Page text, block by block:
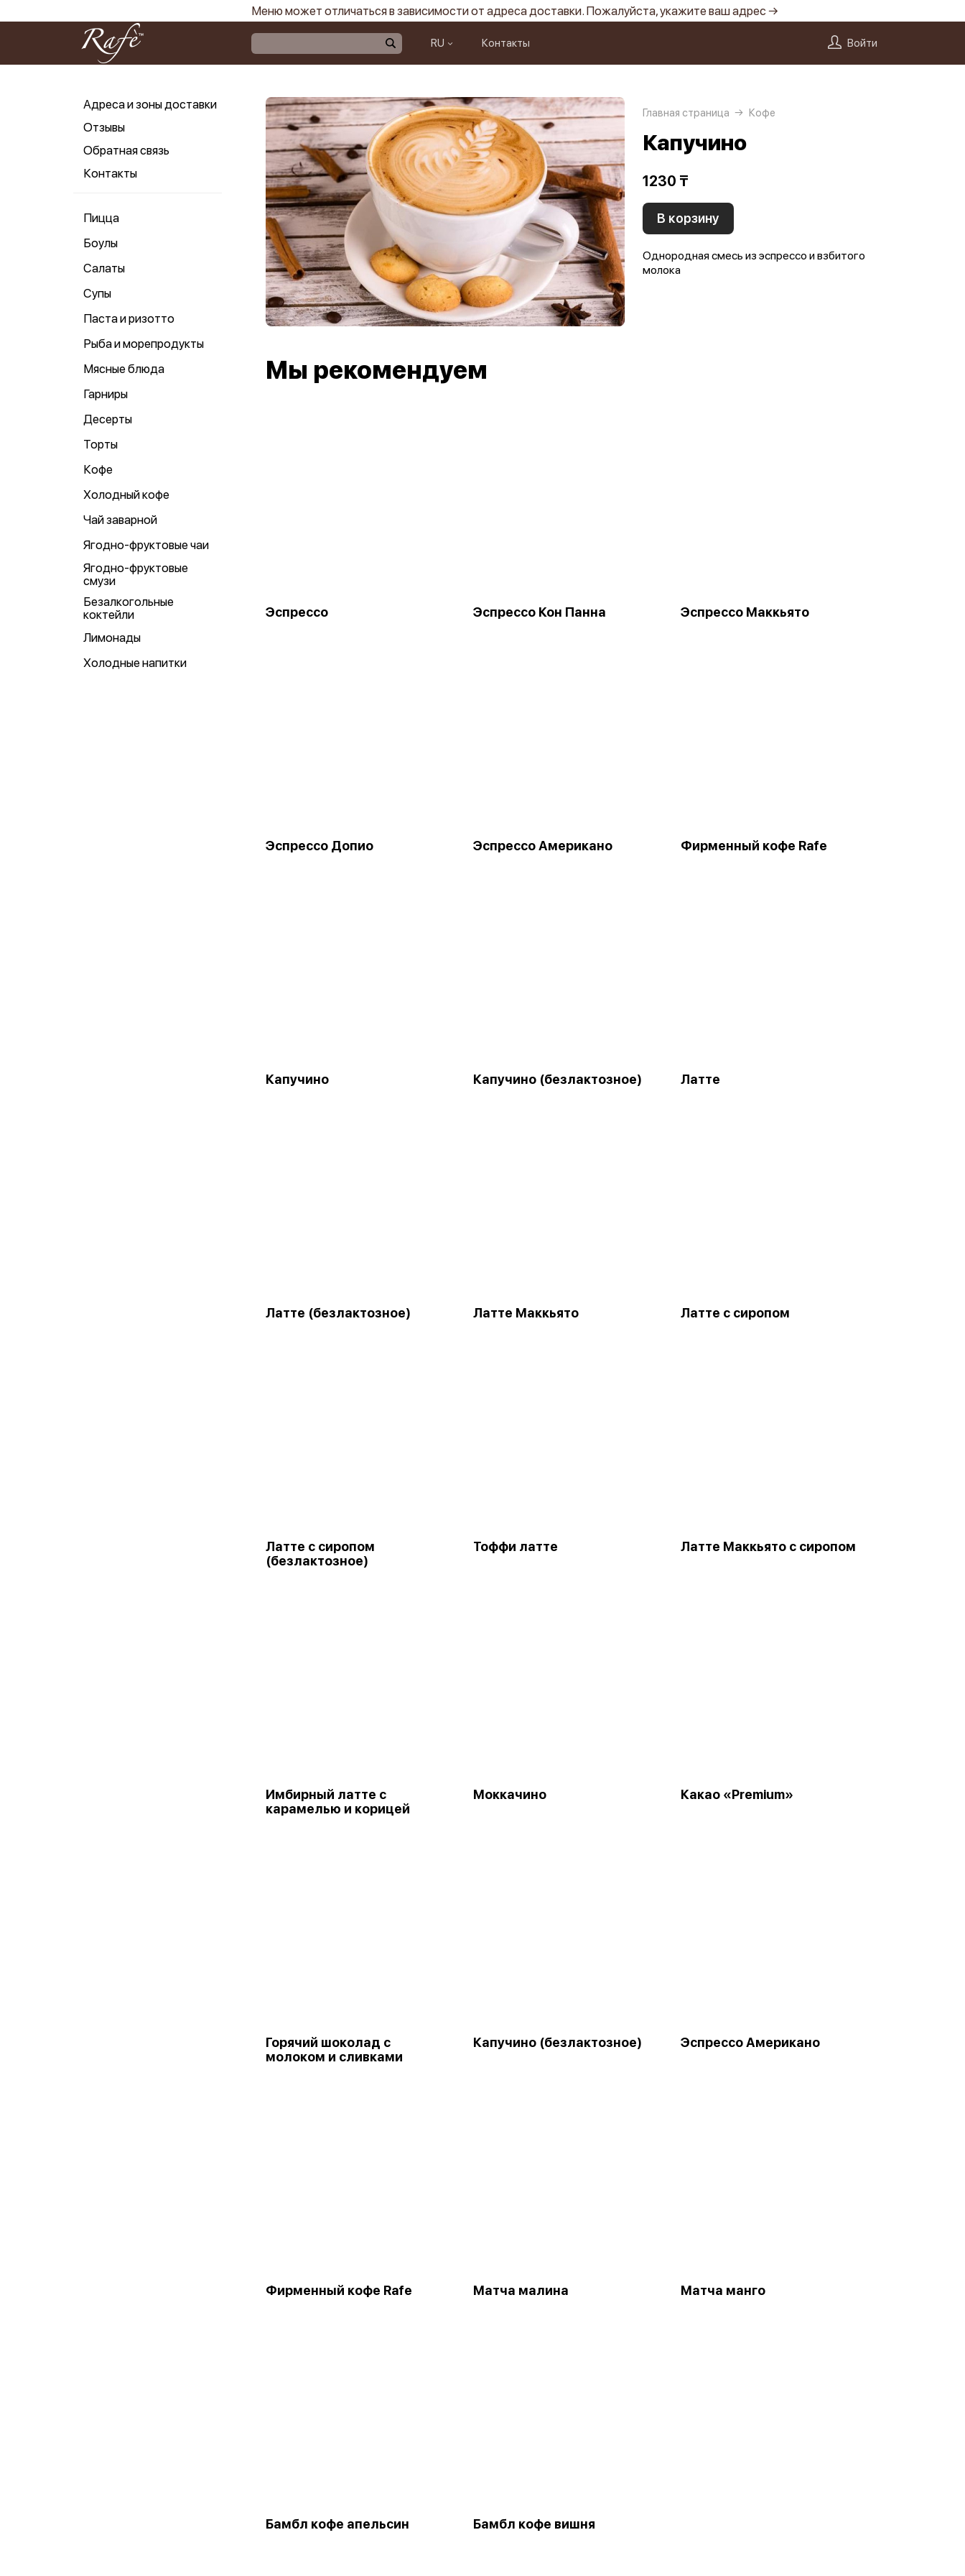
Меню может отличаться в зависимости от адреса доставки. Пожалуйста, укажите ваш адрес →
RU Контакты Войти
Адреса и зоны доставки
Отзывы
Обратная связь
Контакты
Пицца
Боулы
Салаты
Супы
Паста и ризотто
Рыба и морепродукты
Мясные блюда
Гарниры
Десерты
Торты
Кофе
Холодный кофе
Чай заварной
Ягодно-фруктовые чаи
Ягодно-фруктовые
смузи
Безалкогольные
коктейли
Лимонады
Холодные напитки
Главная страница Кофе
Капучино
1230 ₸
В корзину
Однородная смесь из эспрессо и взбитого
молока
Мы рекомендуем
Эспрессо Эспрессо Кон Панна Эспрессо Маккьято
Эспрессо Допио Эспрессо Американо Фирменный кофе Rafe
Капучино Капучино (безлактозное) Латте
Латте (безлактозное) Латте Маккьято Латте с сиропом
Латте с сиропом
(безлактозное)
Тоффи латте Латте Маккьято с сиропом
Имбирный латте с
карамелью и корицей
Моккачино Какао «Premium»
Горячий шоколад с
молоком и сливками
Капучино (безлактозное) Эспрессо Американо
Фирменный кофе Rafe Матча малина Матча манго
Бамбл кофе апельсин Бамбл кофе вишня